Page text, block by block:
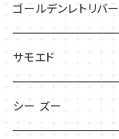
タオル
サンダル
バッグ
ケース
Tシャツ
Tシャツ
ゴールデンレトリバー
Tシャツ
バッグ
サモエド
Tシャツ
シー ズー